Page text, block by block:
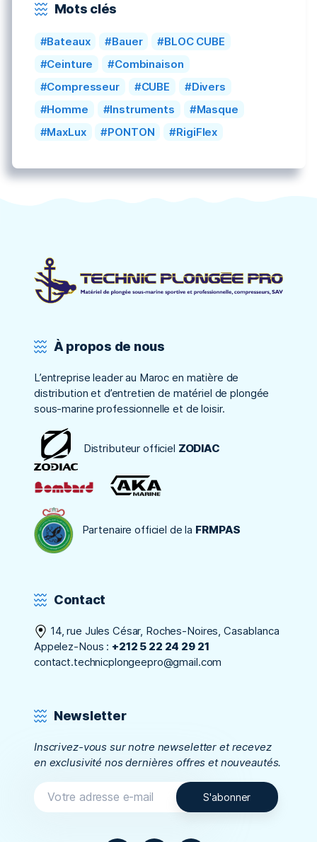
Mots clés
Bateaux Bauer
BLOC CUBE
Ceinture
Combinaison
Compresseur
CUBE
Divers
Homme
Instruments
Masque
MaxLux
PONTON RigiFlex
À propos de nous
L’entreprise leader au Maroc en matière de
distribution et d’entretien de matériel de plongée
sous-marine professionnelle et de loisir.
Distributeur officiel ZODIAC
Partenaire officiel de la FRMPAS
Contact
14, rue Jules César, Roches-Noires, Casablanca
Appelez-Nous : +212 5 22 24 29 21
contact.technicplongeepro@gmail.com
Newsletter
Inscrivez-vous sur notre newseletter et recevez
en exclusivité nos dernières offres et nouveautés.